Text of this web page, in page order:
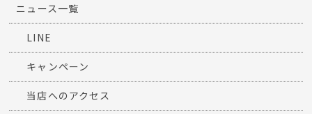
ニュース一覧
LINE
キャンペーン
当店へのアクセス